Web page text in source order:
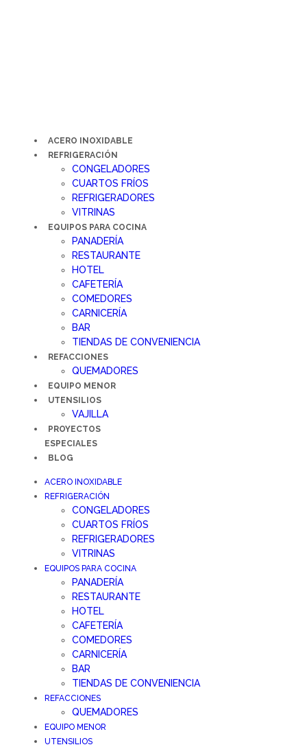
ACERO INOXIDABLE
REFRIGERACIÓN
CONGELADORES
CUARTOS FRÍOS
REFRIGERADORES
VITRINAS
EQUIPOS PARA COCINA
PANADERÍA
RESTAURANTE
HOTEL
CAFETERÍA
COMEDORES
CARNICERÍA
BAR
TIENDAS DE CONVENIENCIA
REFACCIONES
QUEMADORES
EQUIPO MENOR
UTENSILIOS
VAJILLA
PROYECTOS
ESPECIALES
BLOG
ACERO INOXIDABLE
REFRIGERACIÓN
CONGELADORES
CUARTOS FRÍOS
REFRIGERADORES
VITRINAS
EQUIPOS PARA COCINA
PANADERÍA
RESTAURANTE
HOTEL
CAFETERÍA
COMEDORES
CARNICERÍA
BAR
TIENDAS DE CONVENIENCIA
REFACCIONES
QUEMADORES
EQUIPO MENOR
UTENSILIOS